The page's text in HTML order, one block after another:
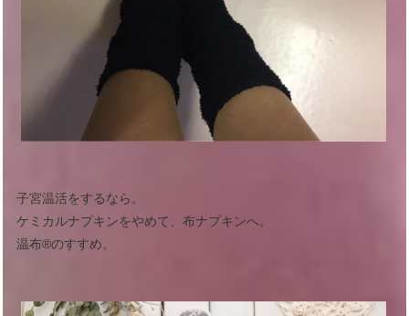
子宮温活をするなら。
ケミカルナプキンをやめて、布ナプキンへ。
温布®︎のすすめ。